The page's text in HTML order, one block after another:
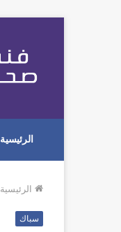
الرئيسية
الرئيسية
سباك